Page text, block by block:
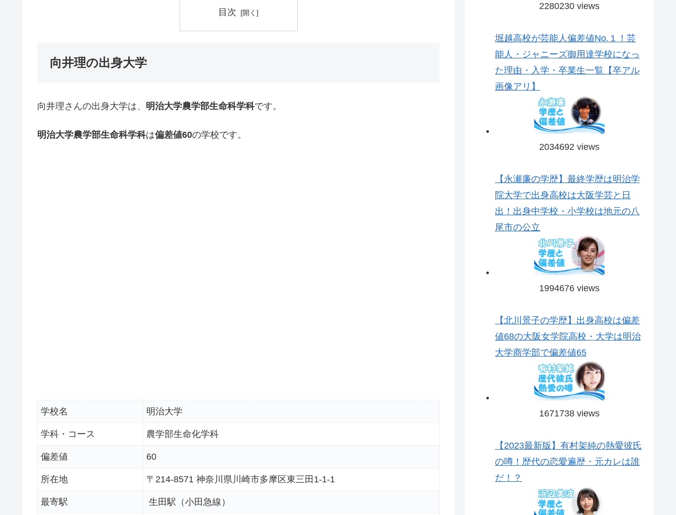
目次
向井理の出身大学
向井理さんの出身大学は、 明治大学農学部生命科学科です。
明治大学農学部生命科学科は偏差値60の学校です。
学校名 明治大学
学科・コース 農学部生命化学科
偏差値 60
所在地 〒214-8571 神奈川県川崎市多摩区東三田1-1-1
最寄駅 生田駅（小田急線）
2280230 views
堀越高校が芸能人偏差値No.１！芸
能人・ジャニーズ御用達学校になっ
た理由・入学・卒業生一覧【卒アル
画像アリ】
2034692 views
【永瀬廉の学歴】最終学歴は明治学
院大学で出身高校は大阪学芸と日
出！出身中学校・小学校は地元の八
尾市の公立
1994676 views
【北川景子の学歴】出身高校は偏差
値68の大阪女学院高校・大学は明治
大学商学部で偏差値65
1671738 views
【2023最新版】有村架純の熱愛彼氏
の噂！歴代の恋愛遍歴・元カレは誰
だ！？